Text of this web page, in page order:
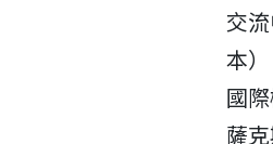
交
本
國
薩